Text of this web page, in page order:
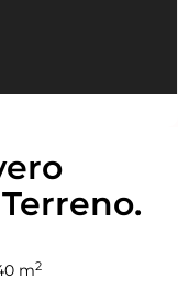
m2